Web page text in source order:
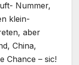
Nummer,
klein-
aber
China,
Chance – sic!